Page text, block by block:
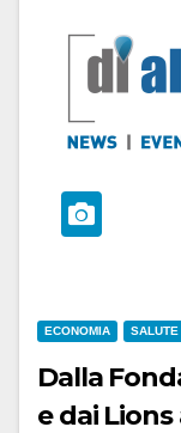
ECONOMIA SALUTE
Dalla
e dai